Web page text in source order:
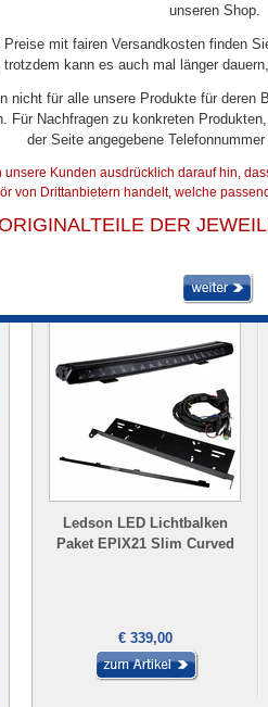
DIODHUSET LEDSON
Ledson LED Lichtbalken
Paket EPIX21 Slim Curved
€ 339,00
unseren Shop.
mit fairen Versandkosten finden
trotzdem kann es auch mal länger
nicht für alle unsere Produkte für deren
Für Nachfragen zu konkreten
der Seite angegebene
unsere Kunden ausdrücklich darauf hin,
von Drittanbietern handelt, welche
DER